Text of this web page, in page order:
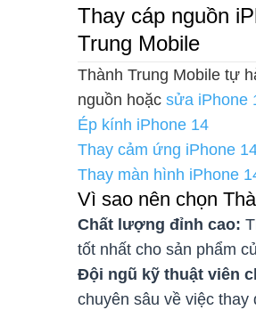
Thay cáp nguồn
Trung Mobile
Thành Trung Mobile tự
nguồn hoặc sửa iPhone
Ép kính iPhone 14
Thay cảm ứng iPhone
Thay màn hình iPhone
Vì sao nên chọn
Chất lượng đỉnh cao:
tốt nhất cho sản phẩm
Đội ngũ kỹ thuật viên
chuyên sâu về việc